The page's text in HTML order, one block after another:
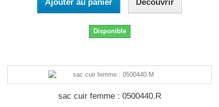
Ajouter au panier Découvrir
Disponible
sac cuir femme : 0500440.R